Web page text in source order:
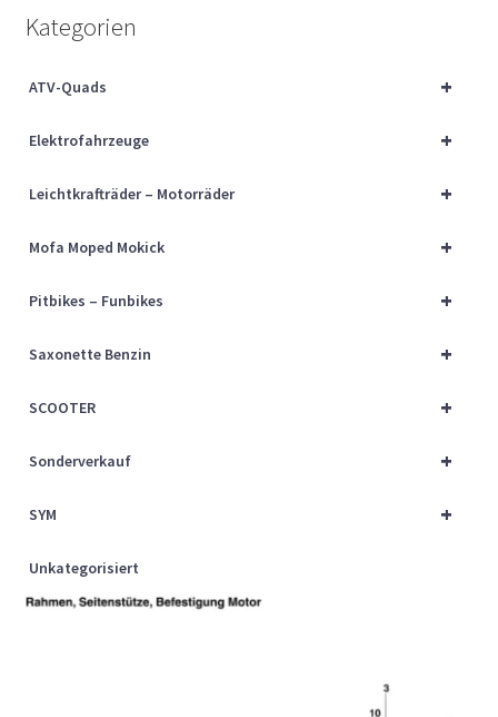
Über uns
Vertrag widerrufen
Widerrufsbelehrung
Cart
Checkout
Kategorien
+
ATV-Quads
+
Elektrofahrzeuge
+
Leichtkrafträder – Motorräder
+
Mofa Moped Mokick
+
Pitbikes – Funbikes
+
Saxonette Benzin
+
SCOOTER
+
Sonderverkauf
+
SYM
Unkategorisiert